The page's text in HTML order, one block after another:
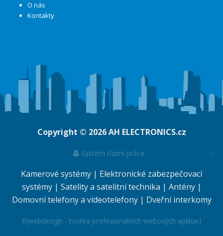
O nás
Kontakty
Copyright © 2026AH ELECTRONICS.cz
Systém řízení práce
Kamerové systémy | Elektronické zabezpečovací
systémy | Satelity a satelitní technika | Antény |
Domovní telefony a videotelefony | Dveřní interkomy
RJwebdesign - tvorba profesionálních webových aplikací